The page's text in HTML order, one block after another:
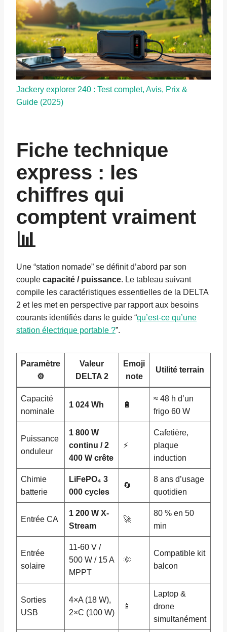
Jackery explorer 240 : Test complet, Avis, Prix &
Guide (2025)
Fiche technique
express : les
chiffres qui
comptent vraiment
📊
Une “station nomade” se définit d’abord par son
couple capacité / puissance. Le tableau suivant
compile les caractéristiques essentielles de la DELTA
2 et les met en perspective par rapport aux besoins
courants identifiés dans le guide “qu’est-ce qu’une
station électrique portable ?”.
Paramètre
⚙️
Valeur
DELTA 2
Emoji
note
Utilité terrain
Capacité
nominale
1 024 Wh 🔋
≈ 48 h d’un
frigo 60 W
Puissance
onduleur
1 800 W
continu / 2
400 W crête
⚡
Cafetière,
plaque
induction
Chimie
batterie
LiFePO₄ 3
000 cycles
🔄
8 ans d’usage
quotidien
Entrée CA
1 200 W X-
Stream
🚀
80 % en 50
min
Entrée
solaire
11-60 V /
500 W / 15 A
MPPT
🌞
Compatible kit
balcon
Sorties
USB
4×A (18 W),
2×C (100 W)
📱
Laptop &
drone
simultanément